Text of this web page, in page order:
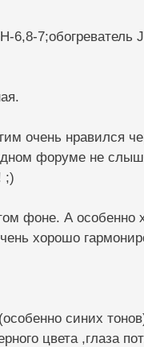
6,8-7;обогреватель
очень нравился
форуме не
;)
фоне. А особенно
хорошо
синих
цвета ,глаза